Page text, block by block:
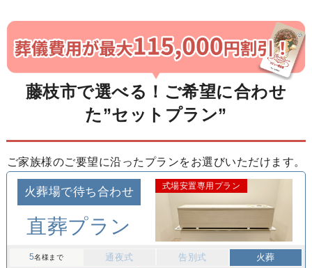
藤枝市で選べる！ご希望に合わせ
た”セットプラン”
ご家族様のご要望に沿ったプランをお選びいただけます。
火葬場で待ち合わせ
直葬プラン
式場安置専用プラン
5名様まで 通夜式 告別式 火葬